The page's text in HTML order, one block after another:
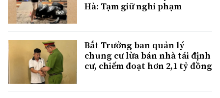
Hà: Tạm giữ nghi phạm
Bắt Trưởng ban quản lý
chung cư lừa bán nhà tái định
cư, chiếm đoạt hơn 2,1 tỷ đồng